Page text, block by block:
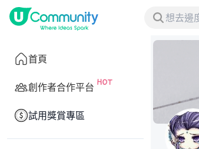
首頁
創作者合作平台
試用獎賞專區